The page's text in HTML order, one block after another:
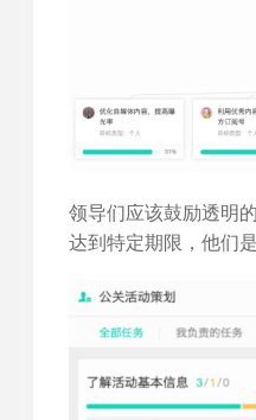
领导们应该鼓励透明
达到特定期限，他们